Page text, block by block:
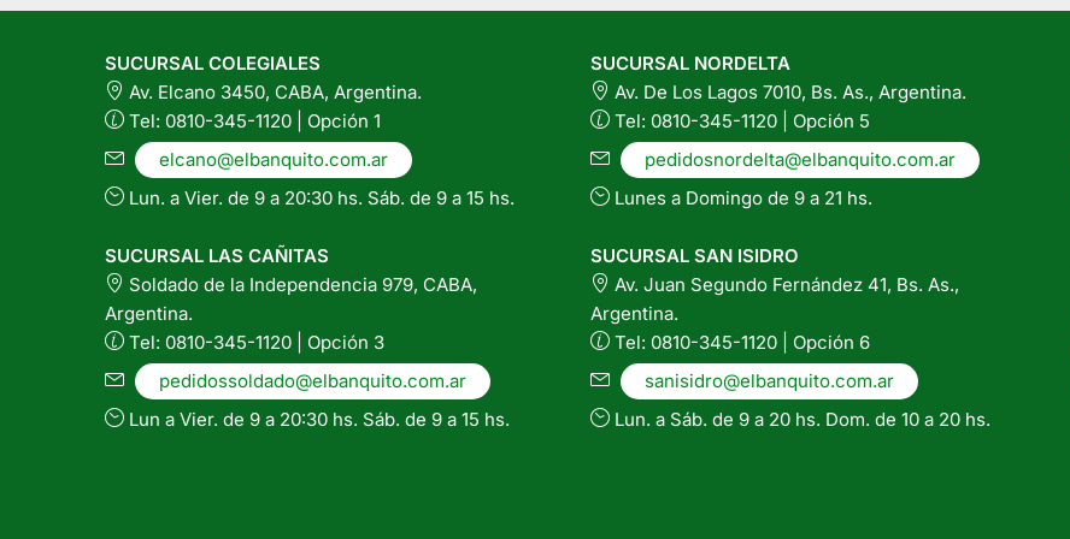
se
elegir
en
la
página
del
producto
se
producto
SUCURSAL COLEGIALES
Av. Elcano 3450, CABA, Argentina.
Tel: 0810-345-1120 | Opción 1
elcano@elbanquito.com.ar
Lun. a Vier. de 9 a 20:30 hs. Sáb. de 9 a 15 hs.
SUCURSAL LAS CAÑITAS
Soldado de la Independencia 979, CABA,
Argentina.
Tel: 0810-345-1120 | Opción 3
pedidossoldado@elbanquito.com.ar
Lun a Vier. de 9 a 20:30 hs. Sáb. de 9 a 15 hs.
SUCURSAL NORDELTA
Av. De Los Lagos 7010, Bs. As., Argentina.
Tel: 0810-345-1120 | Opción 5
pedidosnordelta@elbanquito.com.ar
Lunes a Domingo de 9 a 21 hs.
SUCURSAL SAN ISIDRO
Av. Juan Segundo Fernández 41, Bs. As.,
Argentina.
Tel: 0810-345-1120 | Opción 6
sanisidro@elbanquito.com.ar
Lun. a Sáb. de 9 a 20 hs. Dom. de 10 a 20 hs.